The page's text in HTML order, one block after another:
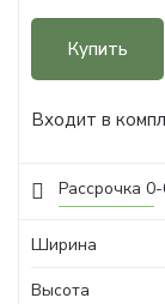
Рассрочка
Купить
Входит в
Ширина
Высота